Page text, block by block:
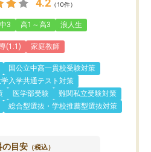
（10件）
3 高1～高3 浪人生
(1:1) 家庭教師
国公立中高一貫校受験対策
学入学共通テスト対策
医学部受験
難関私立受験対策
総合型選抜・学校推薦型選抜対策
の目安 （税込）